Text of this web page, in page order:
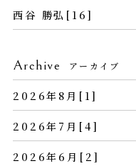
西谷 勝弘[16]
Archive アーカイブ
2026年8月[1]
2026年7月[4]
2026年6月[2]